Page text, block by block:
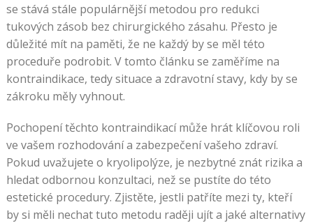
se stává stále populárnější metodou pro redukci
tukových zásob bez chirurgického zásahu. Přesto je
důležité mít na paměti, že ne každý by se měl této
proceduře podrobit. V tomto článku se zaměříme na
kontraindikace, tedy situace a zdravotní stavy, kdy by se
zákroku měly vyhnout.
Pochopení těchto kontraindikací může hrát klíčovou roli
ve vašem rozhodování a zabezpečení vašeho zdraví.
Pokud uvažujete o kryolipolýze, je nezbytné znát rizika a
hledat odbornou konzultaci, než se pustíte do této
estetické procedury. Zjistěte, jestli patříte mezi ty, kteří
by si měli nechat tuto metodu raději ujít a jaké alternativy